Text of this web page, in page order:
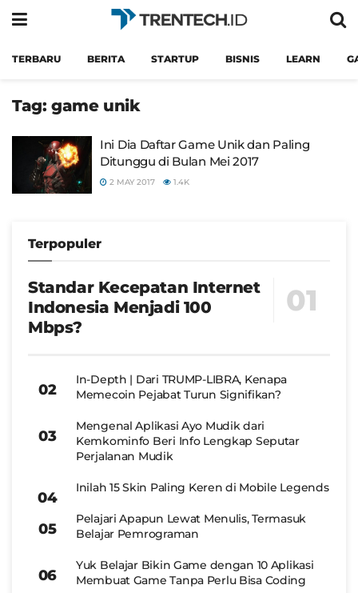
TERBARU BERITA STARTUP BISNIS LEARN
Tag: game unik
Ini Dia Daftar Game Unik dan Paling
Ditunggu di Bulan Mei 2017
2 MAY 2017 1.4K
Terpopuler
Standar Kecepatan Internet
Indonesia Menjadi 100
Mbps?
In-Depth | Dari TRUMP-LIBRA, Kenapa
Memecoin Pejabat Turun Signifikan?
Mengenal Aplikasi Ayo Mudik dari
Kemkominfo Beri Info Lengkap Seputar
Perjalanan Mudik
Inilah 15 Skin Paling Keren di Mobile Legends
Pelajari Apapun Lewat Menulis, Termasuk
Belajar Pemrograman
Yuk Belajar Bikin Game dengan 10 Aplikasi
Membuat Game Tanpa Perlu Bisa Coding